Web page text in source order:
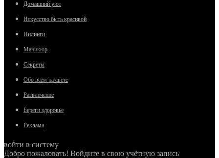
Домашний уют
Искусство быть красивой
Пилинги
Маникюр
Секреты
Обо всём на свете
Развлечение
Береги здоровье
Реклама
войти в систему
Добро пожаловать! Войдите в свою учётную запись